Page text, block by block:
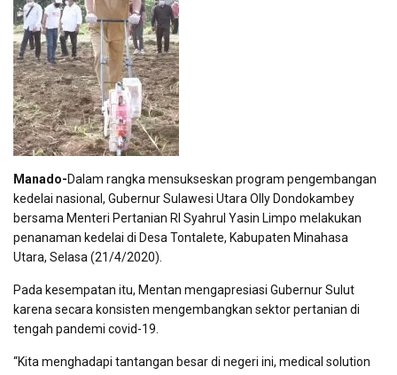
Manado-Dalam rangka mensukseskan program pengembangan
kedelai nasional, Gubernur Sulawesi Utara Olly Dondokambey
bersama Menteri Pertanian RI Syahrul Yasin Limpo melakukan
penanaman kedelai di Desa Tontalete, Kabupaten Minahasa
Utara, Selasa (21/4/2020).
Pada kesempatan itu, Mentan mengapresiasi Gubernur Sulut
karena secara konsisten mengembangkan sektor pertanian di
tengah pandemi covid-19.
“Kita menghadapi tantangan besar di negeri ini, medical solution